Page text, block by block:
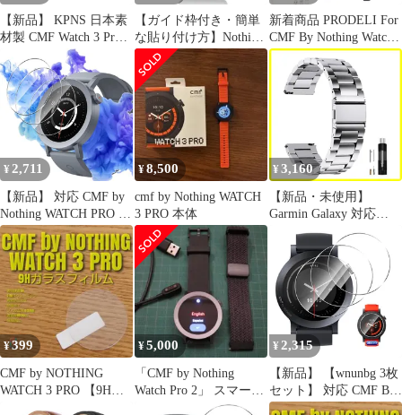
【新品】 KPNS 日本素
材製 CMF Watch 3 Pro
用 高透過率 ガラスフィ
ルム 強化ガラス カバー
簡単貼り付け 保護フィ
ルム【2枚セット】 1
【ガイド枠付き・簡単
な貼り付け方】Nothing
CMF Phone 1/Nothing
Phone 3a用 覗き見防止
フィルム 柔らかいTPU
素材 指紋認証対応 剥が
しにくい 気泡ゼロ 傷修
復 Nothing CMF Phone 1
用 保護フィルム 全面
新着商品 PRODELI For
CMF By Nothing Watch
3 Pro 専用 ケース PC素
材 キズ防止 耐衝撃 取
り付け簡単 軽量 防塵
cmf by nothing watch 3
pro 用 保護カバー（透
¥ 2,711
【新品】 対応 CMF by
Nothing WATCH PRO 2
ガラスフィルム 3枚 保
護フィルム 【3枚セッ
ト 日本旭硝子製】 対応
Nothing Watch Pro 2 ス
マートウォッチ フィル
ム 強化ガラス 保護フィ
ルム カバー 硬度9H 耐
衝撃
¥8,500
cmf by Nothing WATCH
3 PRO 本体
¥ 3,160
【新品・未使用】
Garmin Galaxy 対応
Samsung ストラップ 金
属バンド ビジネス風 腕
時計バンド ステンレス
22mm 交換ベルト調整
工具付き 交換ベルト ス
マートウォッチ
¥399
CMF by NOTHING
WATCH 3 PRO 【9Hガ
フィルム 】る
¥5,000
「CMF by Nothing
Watch Pro 2」 スマート
¥ 2,315
【新品】 【wnunbg 3枚
セット】 対応 CMF By
Nothing Watch 3 Pro フ